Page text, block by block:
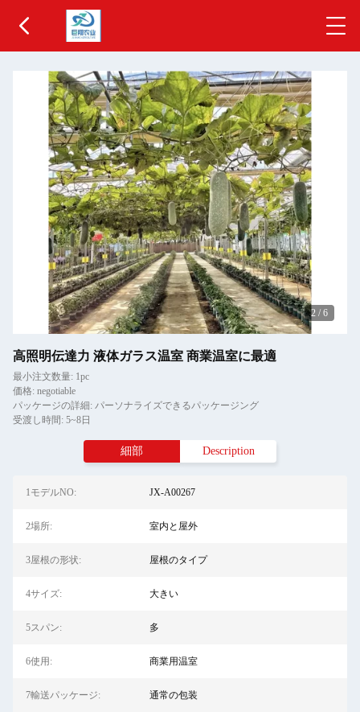
2 / 6
高照明伝達力 液体ガラス温室 商業温室に最適
最小注文数量: 1pc
価格: negotiable
パッケージの詳細: パーソナライズできるパッケージング
受渡し時間: 5~8日
細部 Description
1モデルNO: JX-A00267
2場所: 室内と屋外
3屋根の形状: 屋根のタイプ
4サイズ: 大きい
5スパン: 多
6使用: 商業用温室
7輸送パッケージ: 通常の包装